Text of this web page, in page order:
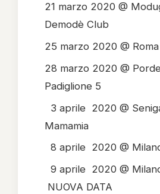
21 marzo 2020 @
Demodè Club
25 marzo 2020 @
28 marzo 2020 @
Padiglione 5
3 aprile 2020 @
Mamamia
8 aprile 2020 @
9 aprile 2020 @
NUOVA DATA